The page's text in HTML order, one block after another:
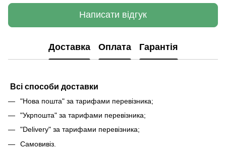
Написати відгук
Доставка Оплата Гарантія
Всі способи доставки
"Нова пошта" за тарифами перевізника;
"Укрпошта" за тарифами перевізника;
"Delivery" за тарифами перевізника;
Самовивіз.